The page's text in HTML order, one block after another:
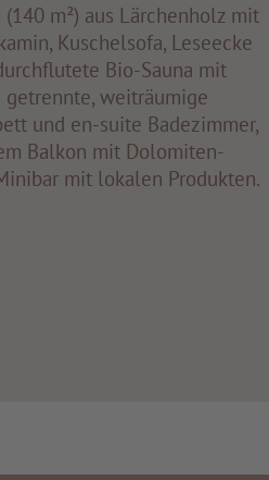
m²) aus Lärchenholz mit
Kuschelsofa, Leseecke
Bio-Sauna mit
getrennte, weiträumige
und en-suite Badezimmer,
Balkon mit Dolomiten-
mit lokalen Produkten.